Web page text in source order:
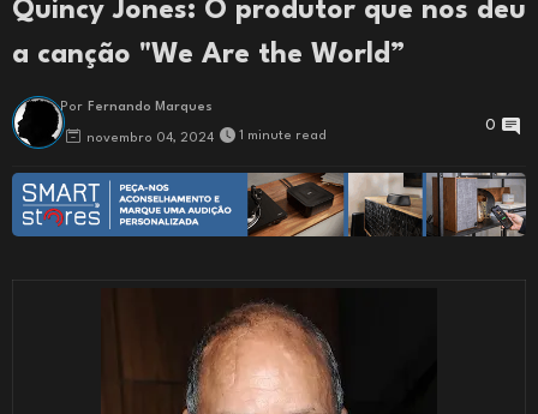
Quincy Jones: O produtor que nos deu
a canção "We Are the World”
Por Fernando Marques
novembro 04, 2024 1 minute read
0